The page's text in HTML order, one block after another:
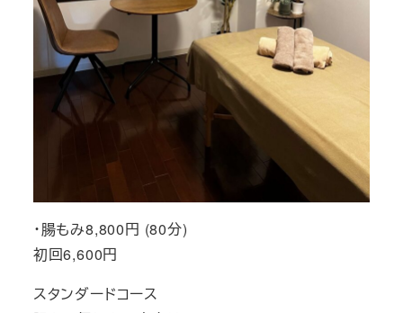
・腸もみ8,800円 (80分)
初回6,600円
スタンダードコース